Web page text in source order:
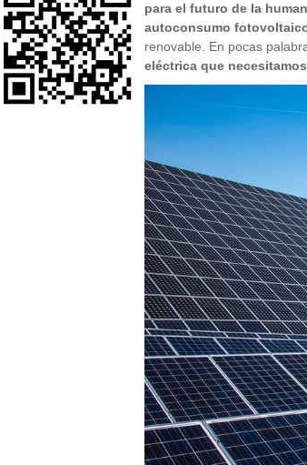
para el futuro de la
autoconsumo
renovable. En pocas
eléctrica que